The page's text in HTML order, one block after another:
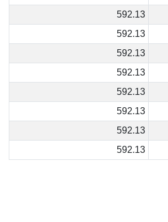
592.13
592.13
592.13
592.13
592.13
592.13
592.13
592.13